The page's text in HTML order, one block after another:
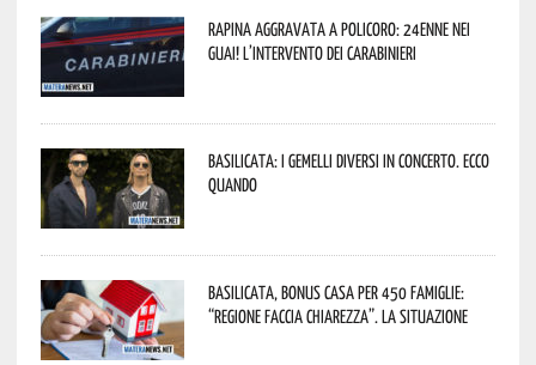
Rapina aggravata a Policoro: 24enne nei
guai! L’intervento dei Carabinieri
Basilicata: i Gemelli DiVersi in concerto. Ecco
quando
Basilicata, Bonus casa per 450 famiglie:
“Regione faccia chiarezza”. La situazione